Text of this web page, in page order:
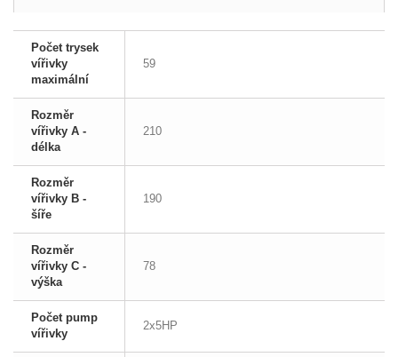
Počet trysek
vířivky
maximální
59
Rozměr
vířivky A -
délka
210
Rozměr
vířivky B -
šíře
190
Rozměr
vířivky C -
výška
78
Počet pump
vířivky
2x5HP